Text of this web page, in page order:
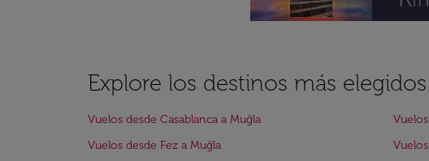
Explore los destinos más
Vuelos desde Casablanca a Muğla
Vuelos desde Fez a Muğla